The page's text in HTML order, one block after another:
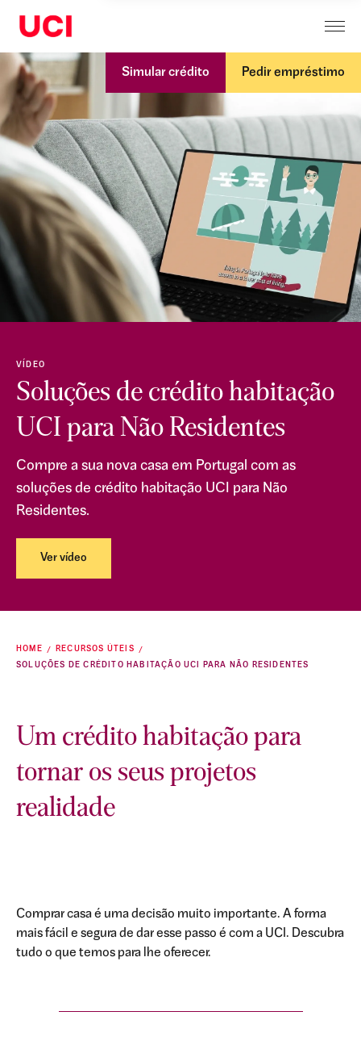
Simular crédito Pedir empréstimo
VÍDEO
Soluções de crédito habitação
UCI para Não Residentes
Compre a sua nova casa em Portugal com as
soluções de crédito habitação UCI para Não
Residentes.
Ver vídeo
HOME
RECURSOS ÚTEIS
SOLUÇÕES DE CRÉDITO HABITAÇÃO UCI PARA NÃO RESIDENTES
Um crédito habitação para
tornar os seus projetos
realidade
Comprar casa é uma decisão muito importante. A forma
mais fácil e segura de dar esse passo é com a UCI. Descubra
tudo o que temos para lhe oferecer.